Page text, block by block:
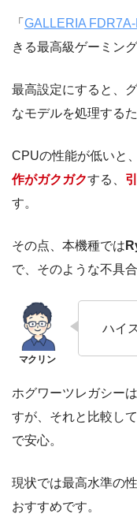
「 GALLERIA
きる最高級ゲーミング
最高設定にすると、
なモデルを処理する
CPUの性能が低いと
作がガクガクする、
す。
その点、本機種では
で、そのような不具
ハイ
ホグワーツレガシー
すが、それと比較し
で安心。
現状では最高水準の
おすすめです。